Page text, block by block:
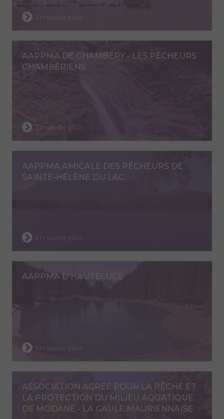
En savoir plus
AAPPMA DE CHAMBÉRY - LES PÊCHEURS
CHAMBÉRIENS
En savoir plus
AAPPMA AMICALE DES PÊCHEURS DE
SAINTE-HÉLÈNE DU LAC
En savoir plus
AAPPMA D'HAUTELUCE
En savoir plus
ASSOCIATION AGRÉE POUR LA PÊCHE ET
LA PROTECTION DU MILIEU AQUATIQUE
DE MODANE - LA GAULE MAURIENNAISE